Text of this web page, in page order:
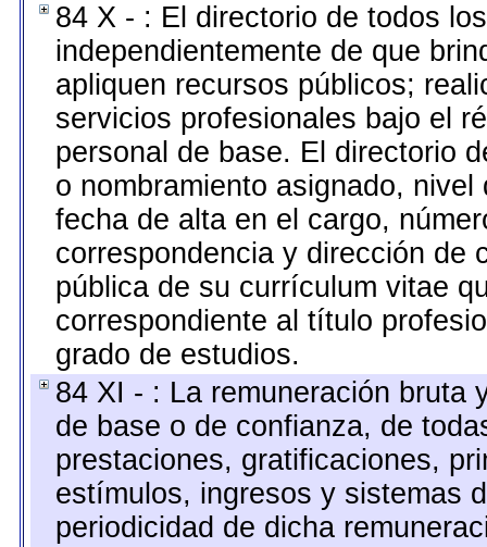
84 X - : El directorio de todos
independientemente de que
apliquen recursos públicos;
servicios profesionales bajo el
personal de base. El directorio
o nombramiento asignado,
fecha de alta en el cargo,
correspondencia y dirección de
pública de su currículum vitae
correspondiente al título
grado de estudios.
84 XI - : La remuneración bruta
de base o de confianza, de
prestaciones, gratificaciones,
estímulos, ingresos y sistemas
periodicidad de dicha